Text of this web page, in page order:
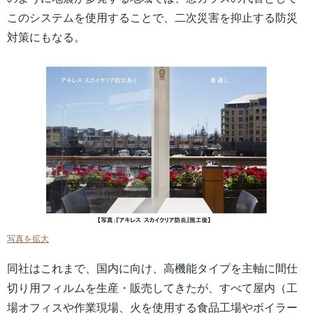
このシステムを使用することで、二次災害を抑止する防災
対策にもなる。
写真を拡大
同社はこれまで、国内に向け、高機能タイプを主軸に間仕
切り用フィルムを生産・販売してきたが、すべて屋内（工
場オフィスや作業現場、火を使用する食品工場やボイラー